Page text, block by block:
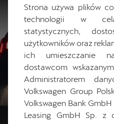
Strona używa plików
technologii w
statystycznych,
użytkowników oraz
ich umieszczanie
dostawcom
Administratorem
Volkswagen Group
Volkswagen Bank
Leasing GmbH Sp. z